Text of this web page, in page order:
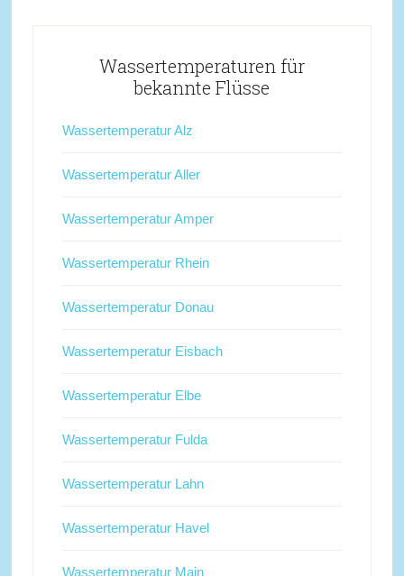
Wassertemperaturen für
bekannte Flüsse
Wassertemperatur Alz
Wassertemperatur Aller
Wassertemperatur Amper
Wassertemperatur Rhein
Wassertemperatur Donau
Wassertemperatur Eisbach
Wassertemperatur Elbe
Wassertemperatur Fulda
Wassertemperatur Lahn
Wassertemperatur Havel
Wassertemperatur Main